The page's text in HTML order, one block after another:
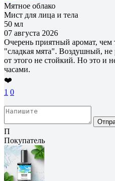
Мятное облако
Мист для лица и тела
50 мл
07 августа 2026
Очерень приятный аромат, чем
"сладкая мята". Воздушный, не
от этого не стойкий. Но это и
часами.
❤️
1 0
П
Покупатель